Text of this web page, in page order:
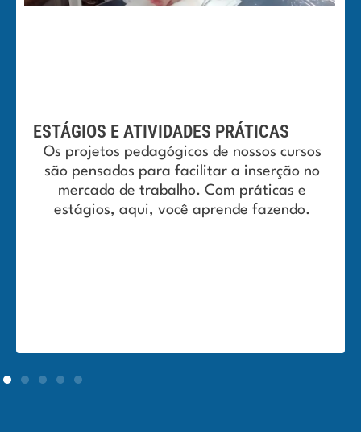
ESTÁGIOS E ATIVIDADES PRÁTICAS
Os projetos pedagógicos de nossos cursos
são pensados para facilitar a inserção no
mercado de trabalho. Com práticas e
estágios, aqui, você aprende fazendo.